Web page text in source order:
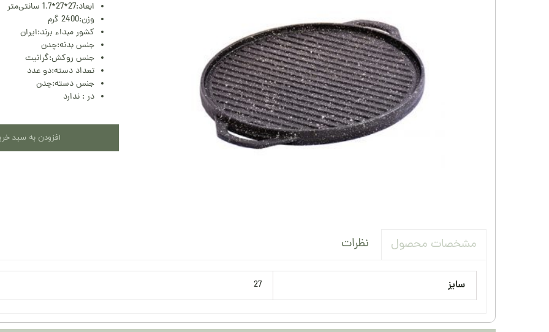
ابعاد:27*27*1.7 سانتی‌متر
وزن:2400 گرم
کشور مبداء برند:ایران
جنس بدنه:چدن
جنس روکش:گرانیت
تعداد دسته:دو عدد
جنس دسته:چدن
در : ندارد
افزودن به سبد
مشخصات محصول نظرات
سایز 27